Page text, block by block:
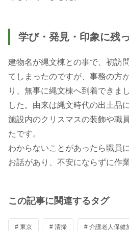
学び・発見・印象に残
建物名が縄文棟との事で、初訪
てしまったのですが、事務の方
り、無事に縄文棟へ到着できま
した。由来は縄文時代の出土品
施設内のクリスマスの装飾や職
たです。
わからないことがあったら職員
お話があり、不安にならずに作
この記事に関連するタグ
# 東京 # 清掃 # 介護老人保健